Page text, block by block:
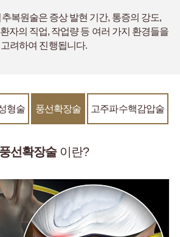
복원술은 증상 발현 기간, 통증의 강도,
자의 직업, 작업량 등 여러 가지 환경들을
고려하여 진행됩니다.
형술 풍선확장술 고주파수핵감압술
풍선확장술이란?